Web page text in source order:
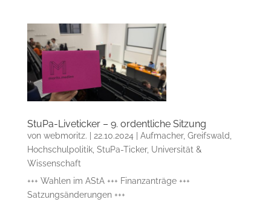
StuPa-Liveticker – 9. ordentliche Sitzung
von webmoritz. 22.10.2024 Aufmacher, Greifswald,
Hochschulpolitik, StuPa-Ticker, Universität &
Wissenschaft
+++ Wahlen im AStA +++ Finanzanträge +++
Satzungsänderungen +++